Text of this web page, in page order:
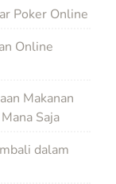
Poker Online
Online
Makanan
Saja
dalam